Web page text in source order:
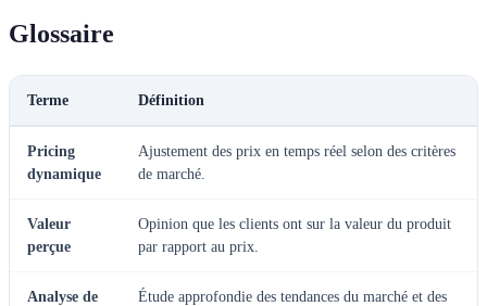
Glossaire
Terme Définition
Pricing
dynamique
Ajustement des prix en temps réel selon des critères
de marché.
Valeur
perçue
Opinion que les clients ont sur la valeur du produit
par rapport au prix.
Analyse de
Étude approfondie des tendances du marché et des